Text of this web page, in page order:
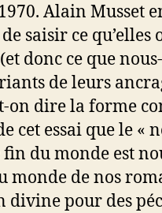
Alain Musset
saisir ce
donc ce que
de leurs
dire la forme
cet essai que le «
du monde est
monde de nos
pour des